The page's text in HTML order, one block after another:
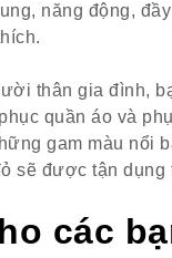
năng động,
thân gia đình,
quần áo và
gam màu nổi
sẽ được tận dụng
các